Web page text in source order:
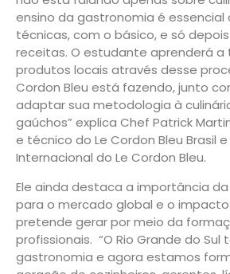
ensino da gastronomia é
técnicas, com o básico, e só
receitas. O estudante aprenderá a
produtos locais através desse
Cordon Bleu está fazendo, junto
adaptar sua metodologia à
gaúchos” explica Chef Patrick
e técnico do Le Cordon Bleu Brasil
Internacional do Le Cordon Bleu.
Ele ainda destaca a importância
para o mercado global e o
pretende gerar por meio da
profissionais. “O Rio Grande do
gastronomia e agora estamos